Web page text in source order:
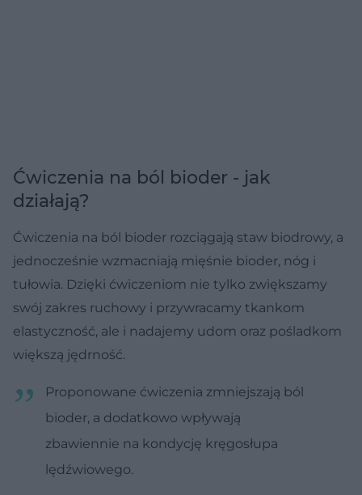
Ćwiczenia na ból bioder - jak
działają?
Ćwiczenia na ból bioder rozciągają staw biodrowy, a
jednocześnie wzmacniają mięśnie bioder, nóg i
tułowia. Dzięki ćwiczeniom nie tylko zwiększamy
swój zakres ruchowy i przywracamy tkankom
elastyczność, ale i nadajemy udom oraz pośladkom
większą jędrność.
Proponowane ćwiczenia zmniejszają ból
bioder, a dodatkowo wpływają
zbawiennie na kondycję kręgosłupa
lędźwiowego.